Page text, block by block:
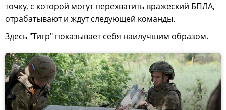
точку, с которой могут перехватить вражеский БПЛА,
отрабатывают и ждут следующей команды.
Здесь "Тигр" показывает себя наилучшим образом.